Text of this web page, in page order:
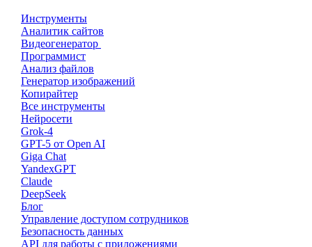
Инструменты
Аналитик сайтов
Видеогенератор
Программист
Анализ файлов
Генератор изображений
Копирайтер
Все инструменты
Нейросети
Grok-4
GPT-5 от Open AI
Giga Chat
YandexGPT
Claude
DeepSeek
Блог
Управление доступом сотрудников
Безопасность данных
API для работы с приложениями